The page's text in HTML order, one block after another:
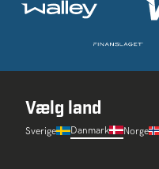
Vælg land
Sverige Danmark Norge